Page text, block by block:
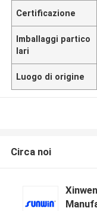
Certificazione
Imballaggi partico
lari
Luogo di origine
Circa noi